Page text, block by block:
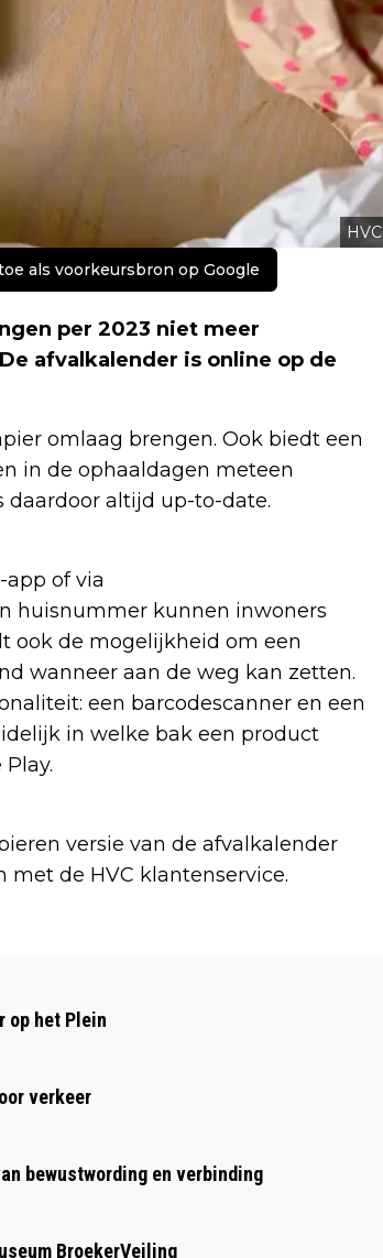
HVC
als voorkeursbron op Google
per 2023 niet meer
afvalkalender is online op de
omlaag brengen. Ook biedt een
in de ophaaldagen meteen
daardoor altijd up-to-date.
of via
huisnummer kunnen inwoners
ook de mogelijkheid om een
wanneer aan de weg kan zetten.
een barcodescanner en een
in welke bak een product
versie van de afvalkalender
de HVC klantenservice.
op het Plein
verkeer
bewustwording en verbinding
BroekerVeiling